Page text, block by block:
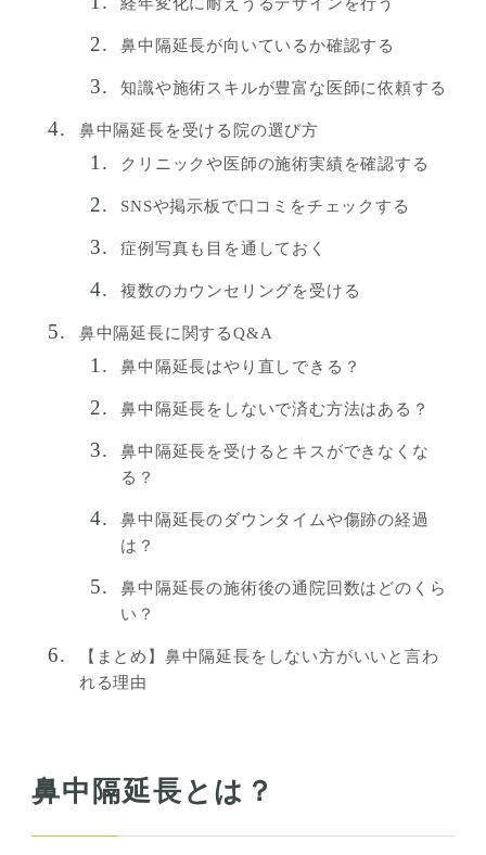
鼻中隔延長が向いているか確認する
知識や施術スキルが豊富な医師に依頼する
鼻中隔延長を受ける院の選び方
クリニックや医師の施術実績を確認する
SNSや掲示板で口コミをチェックする
症例写真も目を通しておく
複数のカウンセリングを受ける
鼻中隔延長に関するQ&A
鼻中隔延長はやり直しできる？
鼻中隔延長をしないで済む方法はある？
鼻中隔延長を受けるとキスができなくな
る？
鼻中隔延長のダウンタイムや傷跡の経過
は？
鼻中隔延長の施術後の通院回数はどのくら
い？
【まとめ】鼻中隔延長をしない方がいいと言わ
れる理由
鼻中隔延長とは？